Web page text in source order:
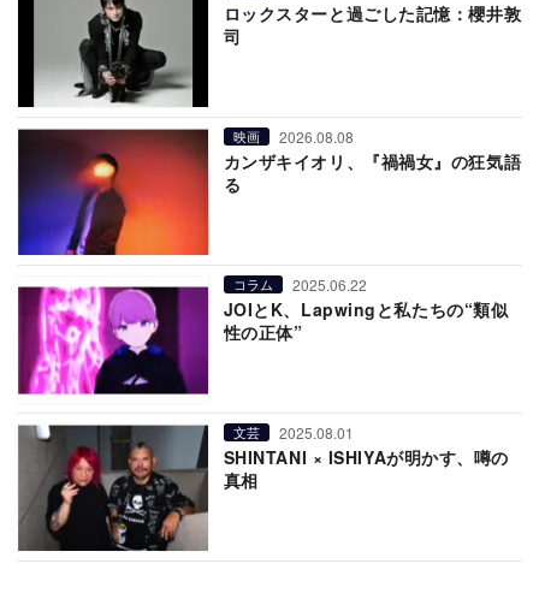
ロックスターと過ごした記憶：櫻井敦
司
映画 2026.08.08
カンザキイオリ、『禍禍女』の狂気語
る
コラム 2025.06.22
JOIとK、Lapwingと私たちの“類似
性の正体”
文芸 2025.08.01
SHINTANI × ISHIYAが明かす、噂の
真相